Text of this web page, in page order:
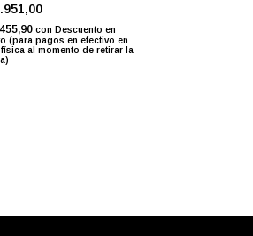
con Descuento en
(para pagos en efectivo en
al momento de retirar la